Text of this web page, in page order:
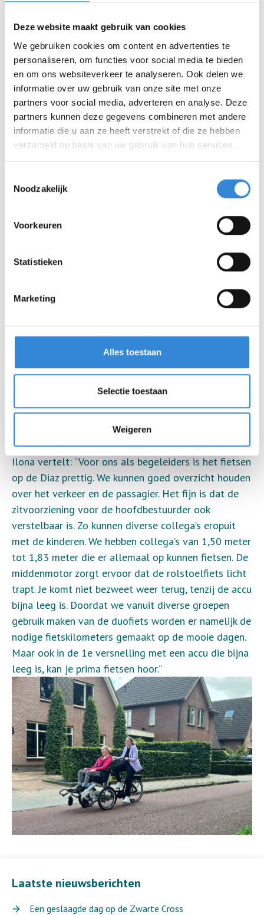
Deze website maakt gebruik van cookies
We gebruiken cookies om content en advertenties te
personaliseren, om functies voor social media te bieden
en om ons websiteverkeer te analyseren. Ook delen we
informatie over uw gebruik van onze site met onze
partners voor social media, adverteren en analyse. Deze
partners kunnen deze gegevens combineren met andere
informatie die u aan ze heeft verstrekt of die ze hebben
verzameld op basis van uw gebruik van hun services.
Noodzakelijk
Voorkeuren
Statistieken
Marketing
Alles toestaan
Selectie toestaan
Weigeren
Laatste nieuwsberichten
Een geslaagde dag op de Zwarte Cross
als tovermiddel. Van nature zijn bijvoorbeeld
sommige kinderen onrustig. Zodra ze de rolstoelfiets
in beeld zien, beginnen ze te lachen. Het is zo fijn dat
ze door middel van het fietsen op de Diaz rustig
worden en zich ontspannen. Dat zie je aan de mimiek,
ze lachen, maken vrolijke geluidjes of bewegen
bijvoorbeeld met de handen in de lucht. Maar ook
aan de houding. Zo hebben we iemand hier op de
groep zitten die start op de fiets met de schouders
ontspannen.”
Brede doelgroep op de rolstoelfiets
namelijk alleen de duofiets in gebruik om samen op
te fietsen. Maar voor een bepaalde groep kinderen is
het niet veilig om hiermee te fietsen. Denk
kunnen lopen of een verminderde rompbalans
hebben. De rolstoelfiets maakt het wél mogelijk om
deze kinderen mee te nemen op de fiets. De
de 80 kinderen in de leeftijd van 5 tot 18 jaar
fietsen regelmatig op de Diaz”, vertelt Kim.
Ervaring vanuit de begeleiders
Ilona vertelt: “Voor ons als begeleiders is het fietsen
op de Diaz prettig. We kunnen goed overzicht houden
over het verkeer en de passagier. Het fijn is dat de
zitvoorziening voor de hoofdbestuurder ook
verstelbaar is. Zo kunnen diverse collega’s eropuit
met de kinderen. We hebben collega’s van 1,50 meter
tot 1,83 meter die er allemaal op kunnen fietsen. De
middenmotor zorgt ervoor dat de rolstoelfiets licht
trapt. Je komt niet bezweet weer terug, tenzij de accu
bijna leeg is. Doordat we vanuit diverse groepen
gebruik maken van de duofiets worden er namelijk de
nodige fietskilometers gemaakt op de mooie dagen.
Maar ook in de 1e versnelling met een accu die bijna
leeg is, kan je prima fietsen hoor.”